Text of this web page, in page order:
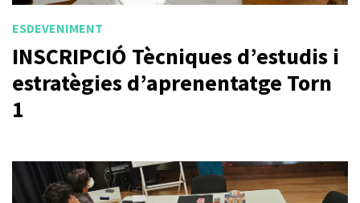
ESDEVENIMENT
INSCRIPCIÓ Tècniques d’estudis i
estratègies d’aprenentatge Torn
1